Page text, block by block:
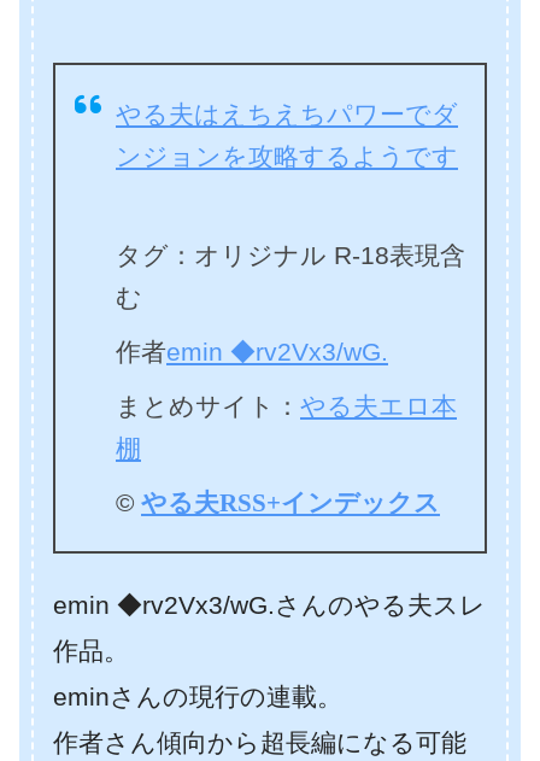
やる夫はえちえちパワーでダ
ンジョンを攻略するようです
タグ：オリジナル R-18表現含
む
作者emin ◆rv2Vx3/wG.
まとめサイト： やる夫エロ本
棚
© やる夫RSS+インデックス
emin ◆rv2Vx3/wG.さんのやる夫スレ
作品。
eminさんの現行の連載。
作者さん傾向から超長編になる可能